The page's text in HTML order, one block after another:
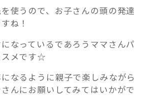
使うので、お子さんの頭の発達
ね！
なっているであろうママさんパ
スメです☆
なるように親子で楽しみながら
んにお願いしてみてはいかがで